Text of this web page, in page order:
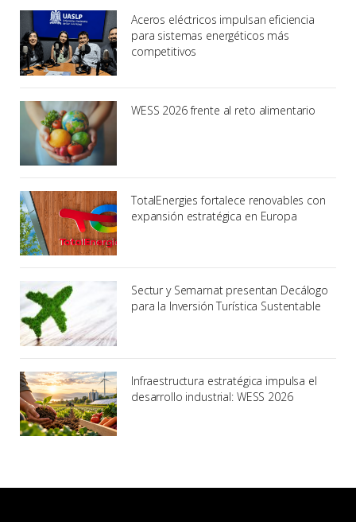
Aceros eléctricos impulsan eficiencia
para sistemas energéticos más
competitivos
WESS 2026 frente al reto alimentario
TotalEnergies fortalece renovables con
expansión estratégica en Europa
Sectur y Semarnat presentan Decálogo
para la Inversión Turística Sustentable
Infraestructura estratégica impulsa el
desarrollo industrial: WESS 2026